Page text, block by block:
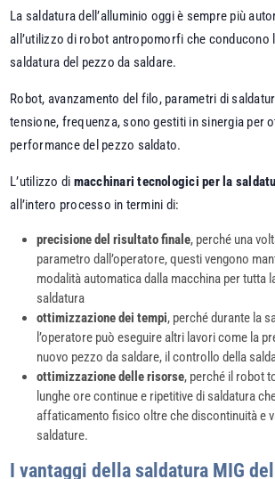
La saldatura dell’alluminio oggi è sempre più
all’utilizzo di robot antropomorfi che conducono
saldatura del pezzo da saldare.
Robot, avanzamento del filo, parametri di
tensione, frequenza, sono gestiti in sinergia per
performance del pezzo saldato.
L’utilizzo di macchinari tecnologici per la
all’intero processo in termini di:
precisione del risultato finale, perché una
parametro dall’operatore, questi vengono
modalità automatica dalla macchina per tutta
saldatura
ottimizzazione dei tempi, perché durante la
l’operatore può eseguire altri lavori come la
nuovo pezzo da saldare, il controllo della
ottimizzazione delle risorse, perché il robot
lunghe ore continue e ripetitive di saldatura
affaticamento fisico oltre che discontinuità e
saldature.
I vantaggi della saldatura MIG